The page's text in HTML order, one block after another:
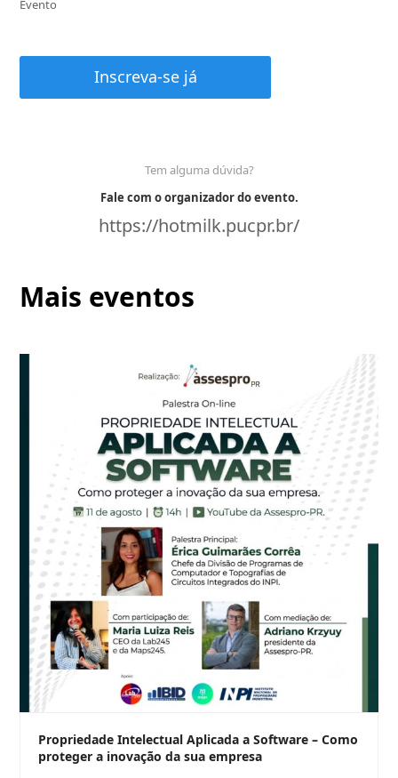
Evento
Inscreva-se já
Tem alguma dúvida?
Fale com o organizador do evento.
https://hotmilk.pucpr.br/
Mais eventos
Propriedade Intelectual Aplicada a Software – Como
proteger a inovação da sua empresa